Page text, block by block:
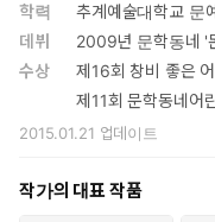
학력
추계예술대학교 문
데뷔
2009년 문학동네 '
수상
제16회 창비 좋은
제11회 문학동네어
2015.01.21 업데이트
작가의 대표 작품